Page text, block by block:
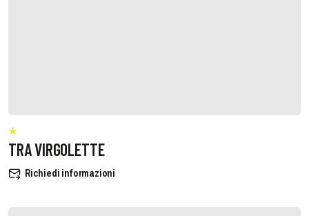
TRA VIRGOLETTE
Richiedi informazioni